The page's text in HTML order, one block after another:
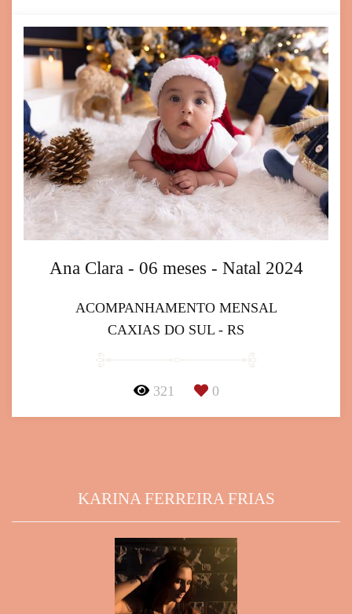
Ana Clara - 06 meses - Natal 2024
ACOMPANHAMENTO MENSAL
CAXIAS DO SUL - RS
321 0
KARINA FERREIRA FRIAS